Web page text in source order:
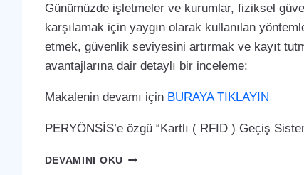
Günümüzde işletmeler ve kurumlar, fiziksel
karşılamak için yaygın olarak kullanılan
etmek, güvenlik seviyesini artırmak ve kayıt
avantajlarına dair detaylı bir inceleme:
Makalenin devamı için BURAYA TIKLAYIN
PERYÖNSİS’e özgü “Kartlı ( RFID ) Geçiş
DEVAMINI OKUBOZDOĞAN